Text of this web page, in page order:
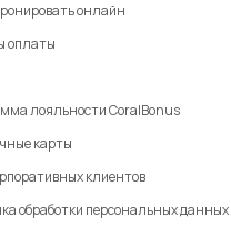
онлайн
оплаты
лояльности CoralBonus
карты
клиентов
обработки персональных данных